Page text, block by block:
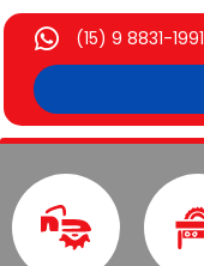
(15) 9 8831-1991